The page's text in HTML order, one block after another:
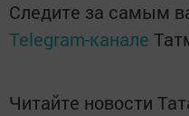
Следите за самым
Telegram-канале
Читайте новости